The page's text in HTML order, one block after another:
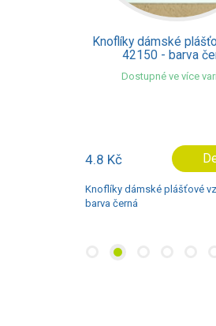
Knoflíky dámské
42150 - barva
Dostupné ve více
4.8 Kč
Knoflíky dámské plášťové
barva černá